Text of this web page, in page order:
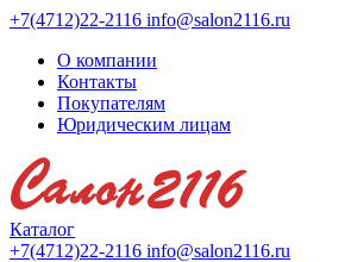
+7(4712)22-2116 info@salon2116.ru
О компании
Контакты
Покупателям
Юридическим лицам
Каталог
+7(4712)22-2116 info@salon2116.ru